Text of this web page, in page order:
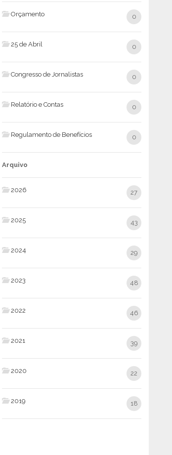
Orçamento 0
25 de Abril 0
Congresso de Jornalistas 0
Relatório e Contas 0
Regulamento de Benefícios 0
Arquivo
2026 27
2025 43
2024 29
2023 48
2022 46
2021 39
2020 22
2019 18